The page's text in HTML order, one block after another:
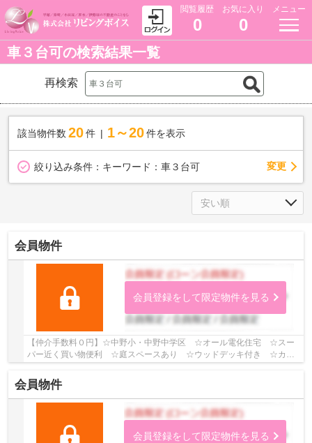
閲覧履歴
0
お気に入り
0
メニュー
車３台可の検索結果一覧
再検索
該当物件数 20件 1～20 件を表示
絞り込み条件： キーワード：車３台可 変更
会員物件
会員登録をして限定物件を見る
【仲介手数料０円】☆中野小・中野中学区 ☆オール電化住宅 ☆スー
パー近く買い物便利 ☆庭スペースあり ☆ウッドデッキ付き ☆カー
会員物件
会員登録をして限定物件を見る